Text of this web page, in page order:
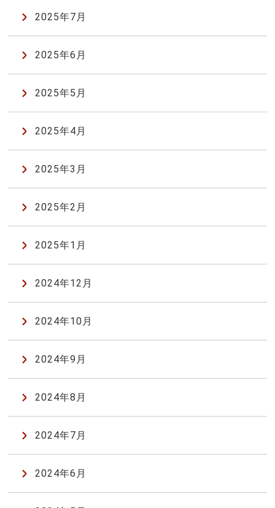
2025年7月
2025年6月
2025年5月
2025年4月
2025年3月
2025年2月
2025年1月
2024年12月
2024年10月
2024年9月
2024年8月
2024年7月
2024年6月